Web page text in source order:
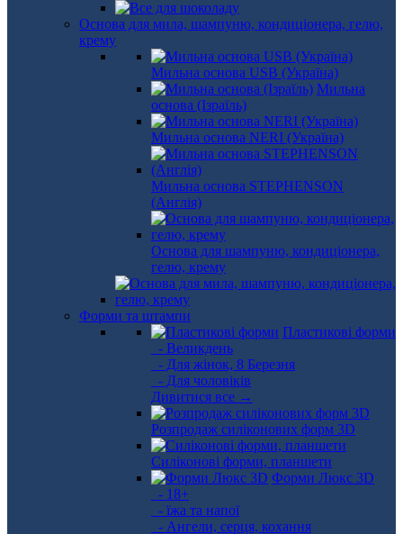
Основа для мила, шампуню, кондиціонера, гелю,
крему
Мильна основа USB (Україна)
Мильна
основа (Ізраїль)
Мильна основа NERI (Україна)
Мильна основа STEPHENSON
(Англія)
Основа для шампуню, кондиціонера,
гелю, крему
Форми та штампи
Пластикові форми
- Великдень
- Для жінок, 8 Березня
- Для чоловіків
Дивитися все →
Розпродаж силіконових форм 3D
Силіконові форми, планшети
Форми Люкс 3D
- 18+
- їжа та напої
- Ангели, серця, кохання